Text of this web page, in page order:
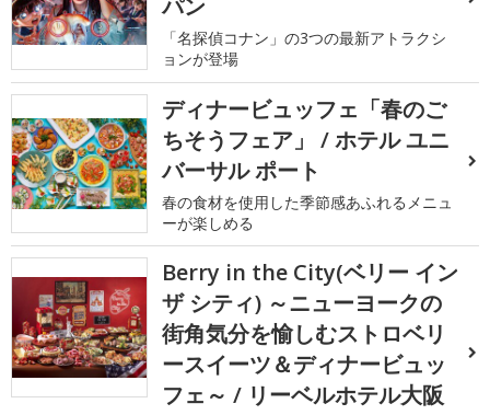
パン
「名探偵コナン」の3つの最新アトラクシ
ョンが登場
ディナービュッフェ「春のご
ちそうフェア」 / ホテル ユニ
バーサル ポート
春の食材を使用した季節感あふれるメニュ
ーが楽しめる
Berry in the City(ベリー イン
ザ シティ) ～ニューヨークの
街角気分を愉しむストロベリ
ースイーツ＆ディナービュッ
フェ～ / リーベルホテル大阪